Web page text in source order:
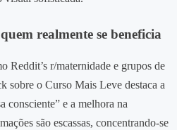
realmente se beneficia
Reddit’s r/maternidade e grupos de
sobre o Curso Mais Leve destaca a
consciente” e a melhora na
são escassas, concentrando‑se